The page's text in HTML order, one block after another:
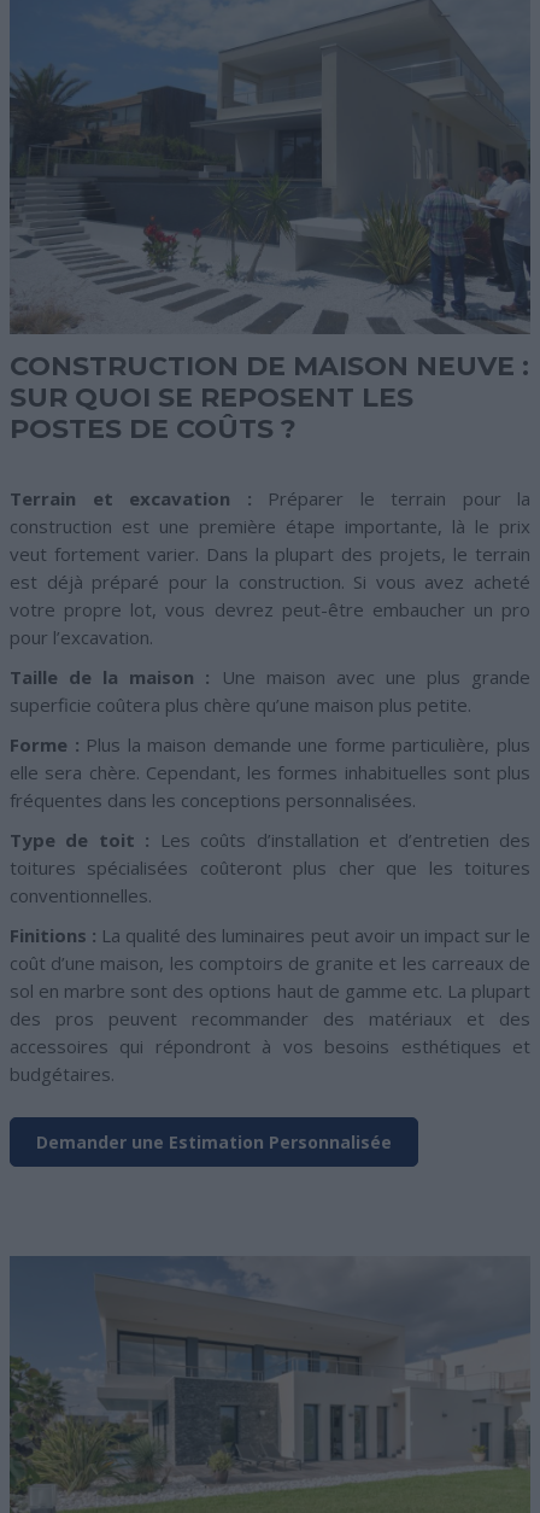
CONSTRUCTION DE MAISON NEUVE :
SUR QUOI SE REPOSENT LES
POSTES DE COÛTS ?
Terrain et excavation : Préparer le terrain pour la
construction est une première étape importante, là le prix
veut fortement varier. Dans la plupart des projets, le terrain
est déjà préparé pour la construction. Si vous avez acheté
votre propre lot, vous devrez peut-être embaucher un pro
pour l’excavation.
Taille de la maison : Une maison avec une plus grande
superficie coûtera plus chère qu’une maison plus petite.
Forme : Plus la maison demande une forme particulière, plus
elle sera chère. Cependant, les formes inhabituelles sont plus
fréquentes dans les conceptions personnalisées.
Type de toit : Les coûts d’installation et d’entretien des
toitures spécialisées coûteront plus cher que les toitures
conventionnelles.
Finitions : La qualité des luminaires peut avoir un impact sur le
coût d’une maison, les comptoirs de granite et les carreaux de
sol en marbre sont des options haut de gamme etc. La plupart
des pros peuvent recommander des matériaux et des
accessoires qui répondront à vos besoins esthétiques et
budgétaires.
Demander une Estimation Personnalisée